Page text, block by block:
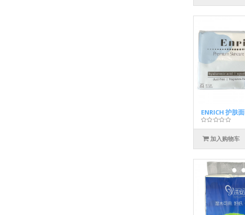
ENRICH 护肤
加入购物车